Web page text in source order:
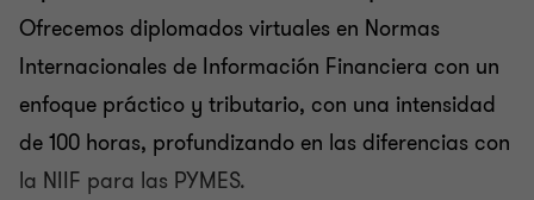
Valoración de instrumentos financieros
Asesoría en consultas especializadas
Asesoría en NIIF para entidades del sector público
Ofrecemos diplomados virtuales en Normas
Internacionales de Información Financiera con un
enfoque práctico y tributario, con una intensidad
de 100 horas, profundizando en las diferencias con
la NIIF para las PYMES.